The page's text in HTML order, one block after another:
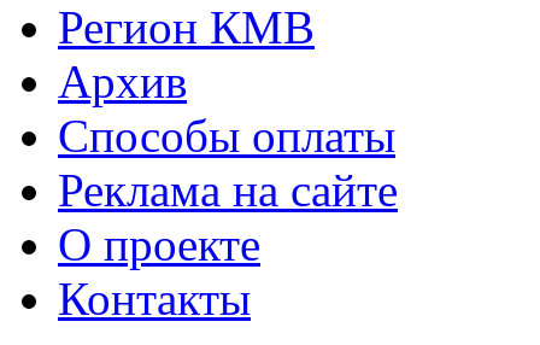
Регион КМВ
Архив
Способы оплаты
Реклама на сайте
О проекте
Контакты